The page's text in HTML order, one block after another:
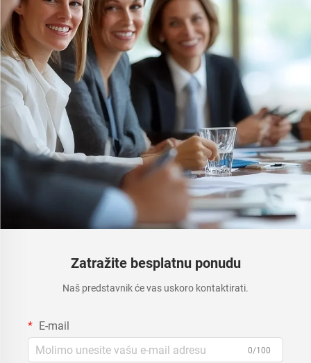
Zatražite besplatnu ponudu
Naš predstavnik će vas uskoro kontaktirati.
E-mail
0/100